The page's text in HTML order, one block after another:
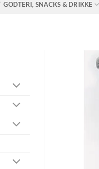
GODTERI, SNACKS & DRIKKE